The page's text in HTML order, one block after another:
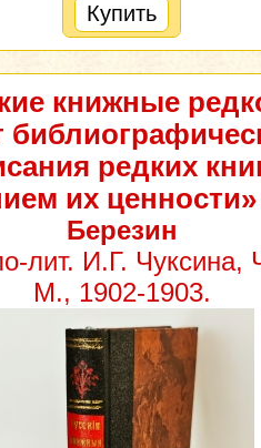
Купить
книжные
редких
их ценности»
Березин
лит. И.Г. Чуксина,
М., 1902-1903.